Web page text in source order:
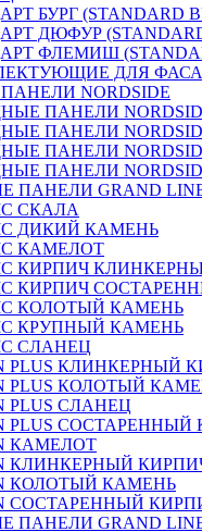
БУРГ (STANDARD
ДЮФУР
ФЛЕМИШ
ДЛЯ
NORDSIDE
ПАНЕЛИ
ПАНЕЛИ
ПАНЕЛИ
ПАНЕЛИ
СКАЛА
ДИКИЙ КАМЕНЬ
КАМЕЛОТ
КИРПИЧ
КИРПИЧ
КОЛОТЫЙ КАМЕНЬ
КРУПНЫЙ КАМЕНЬ
СЛАНЕЦ
PLUS КЛИНКЕРНЫЙ
PLUS КОЛОТЫЙ
PLUS СЛАНЕЦ
PLUS СОСТАРЕННЫЙ
КАМЕЛОТ
КЛИНКЕРНЫЙ
КОЛОТЫЙ КАМЕНЬ
СОСТАРЕННЫЙ